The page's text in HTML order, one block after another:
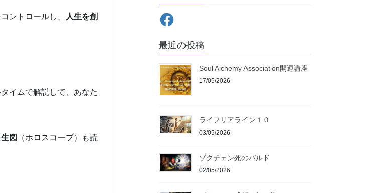
ントロールし、
人生を創
イムで解説して、あなた
図
（ホロスコープ）も読
最近の投稿
Soul Alchemy Association開運講座
17/05/2026
ライフリアライン１０
03/05/2026
ゾクチェン死のバルド
02/05/2026